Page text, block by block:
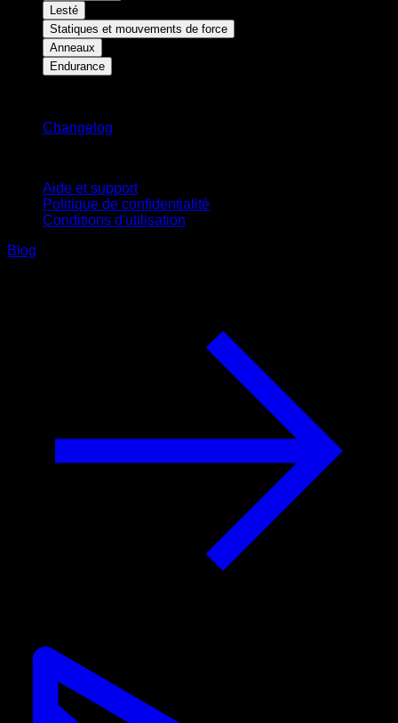
Lesté
Statiques et mouvements de force
Anneaux
Endurance
Changelog
Aide et support
Politique de confidentialité
Conditions d'utilisation
Blog